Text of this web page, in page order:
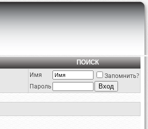
ПОИСК
Имя
Запомнить?
Пароль